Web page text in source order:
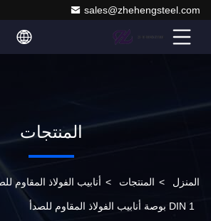
sales@zhehengsteel.com
المنتجات
المنزل > المنتجات > أنابيب الفولاذ المقاوم
DIN 1 بوصة أنابيب الفولاذ المقاوم للصدأ